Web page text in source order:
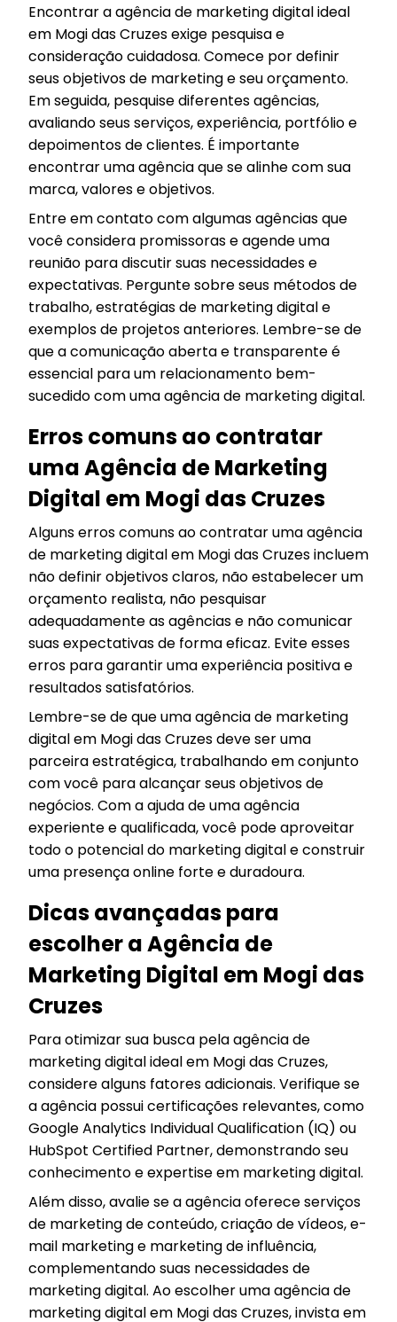
Encontrar a agência de marketing digital ideal
em Mogi das Cruzes exige pesquisa e
consideração cuidadosa. Comece por definir
seus objetivos de marketing e seu orçamento.
Em seguida, pesquise diferentes agências,
avaliando seus serviços, experiência, portfólio e
depoimentos de clientes. É importante
encontrar uma agência que se alinhe com sua
marca, valores e objetivos.
Entre em contato com algumas agências que
você considera promissoras e agende uma
reunião para discutir suas necessidades e
expectativas. Pergunte sobre seus métodos de
trabalho, estratégias de marketing digital e
exemplos de projetos anteriores. Lembre-se de
que a comunicação aberta e transparente é
essencial para um relacionamento bem-
sucedido com uma agência de marketing digital.
Erros comuns ao contratar
uma Agência de Marketing
Digital em Mogi das Cruzes
Alguns erros comuns ao contratar uma agência
de marketing digital em Mogi das Cruzes incluem
não definir objetivos claros, não estabelecer um
orçamento realista, não pesquisar
adequadamente as agências e não comunicar
suas expectativas de forma eficaz. Evite esses
erros para garantir uma experiência positiva e
resultados satisfatórios.
Lembre-se de que uma agência de marketing
digital em Mogi das Cruzes deve ser uma
parceira estratégica, trabalhando em conjunto
com você para alcançar seus objetivos de
negócios. Com a ajuda de uma agência
experiente e qualificada, você pode aproveitar
todo o potencial do marketing digital e construir
uma presença online forte e duradoura.
Dicas avançadas para
escolher a Agência de
Marketing Digital em Mogi das
Cruzes
Para otimizar sua busca pela agência de
marketing digital ideal em Mogi das Cruzes,
considere alguns fatores adicionais. Verifique se
a agência possui certificações relevantes, como
Google Analytics Individual Qualification (IQ) ou
HubSpot Certified Partner, demonstrando seu
conhecimento e expertise em marketing digital.
Além disso, avalie se a agência oferece serviços
de marketing de conteúdo, criação de vídeos, e-
mail marketing e marketing de influência,
complementando suas necessidades de
marketing digital. Ao escolher uma agência de
marketing digital em Mogi das Cruzes, invista em